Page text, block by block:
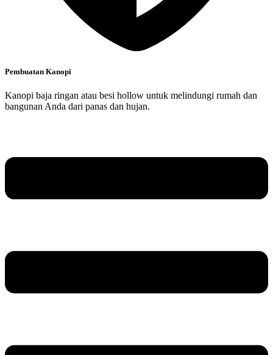
Pembuatan Kanopi
Kanopi baja ringan atau besi hollow untuk melindungi rumah dan
bangunan Anda dari panas dan hujan.